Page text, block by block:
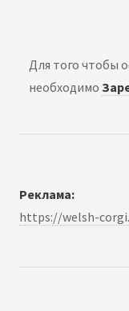
Для того чтобы
необходимо
Реклама:
https://welsh-